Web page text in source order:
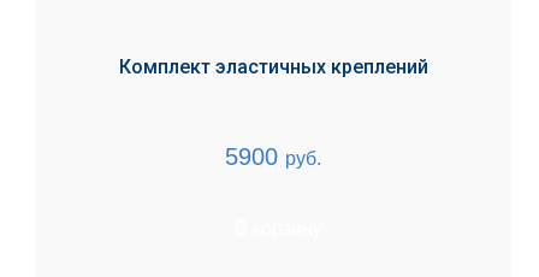
Комплект эластичных креплений
5900 руб.